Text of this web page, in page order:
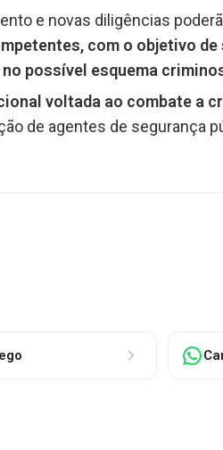
e novas diligências
com o objetivo
possível esquema
voltada ao combate a
de agentes de segurança